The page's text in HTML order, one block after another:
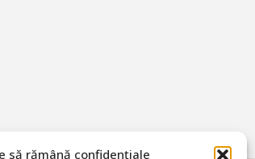
să rămână confidențiale